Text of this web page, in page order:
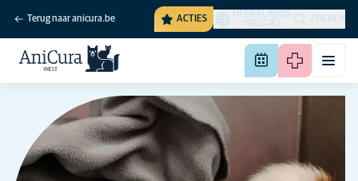
Terug naar anicura.be ACTIES
NEDERLANDS
(BELGIË)
ZOEKEN